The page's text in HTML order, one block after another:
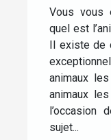
Vous vous
quel est
Il existe
animaux
animaux
l’occasion
sujet...